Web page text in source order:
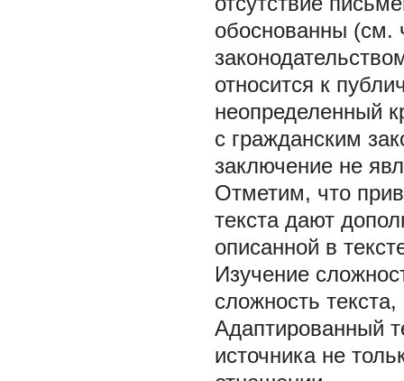
обоснованны (см.
относится к
неопределенный
с гражданским
заключение не
Отметим, что
текста дают
описанной в
Изучение
сложность
Адаптированный
источника не